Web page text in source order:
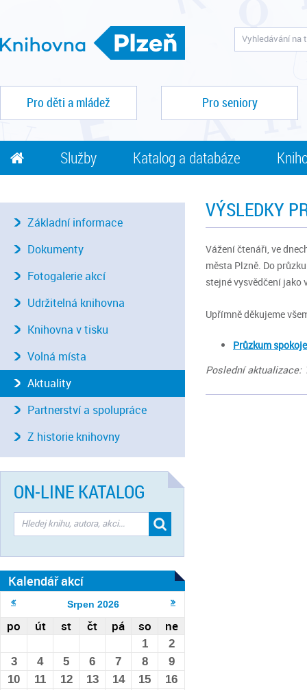
Pro děti a mládež Pro seniory
Služby Katalog a databáze
VÝSLEDKY
Vážení čtenáři, ve
města Plzně. Do
stejné vysvědčení jako
Upřímně děkujeme
Průzkum
Poslední aktualizace:
Základní informace
Dokumenty
Fotogalerie akcí
Udržitelná knihovna
Knihovna v tisku
Volná místa
Aktuality
Partnerství a spolupráce
Z historie knihovny
ON-LINE KATALOG
Kalendář akcí
Srpen 2026
po út st čt pá so ne
1
2
3
4 5 6 7 8
9
10
11 12 13 14 15
16